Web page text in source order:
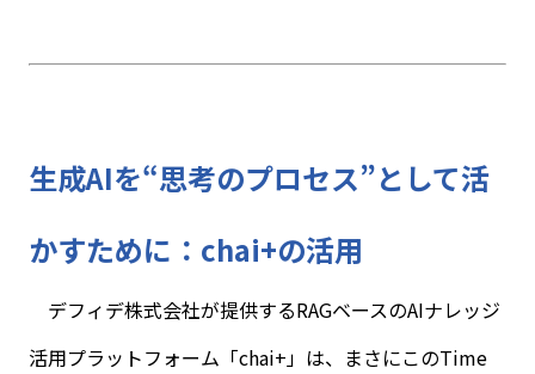
生成AIを“思考のプロセス”として活
かすために： chai+の活用
デフィデ株式会社が提供するRAGベースのAIナレッジ
活用プラットフォーム「chai+」は、まさにこのTime